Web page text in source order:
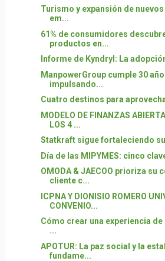
Turismo y expansión de
em...
61% de consumidores
productos en...
Informe de Kyndryl: La
ManpowerGroup cumple 30
impulsando...
Cuatro destinos para
MODELO DE FINANZAS
LOS 4 ...
Statkraft sigue fortaleciendo
Día de las MIPYMES: cinco
OMODA & JAECOO prioriza su
cliente c...
ICPNA Y DIONISIO ROMERO
CONVENIO...
Cómo crear una experiencia de
...
APOTUR: La paz social y la
fundame...